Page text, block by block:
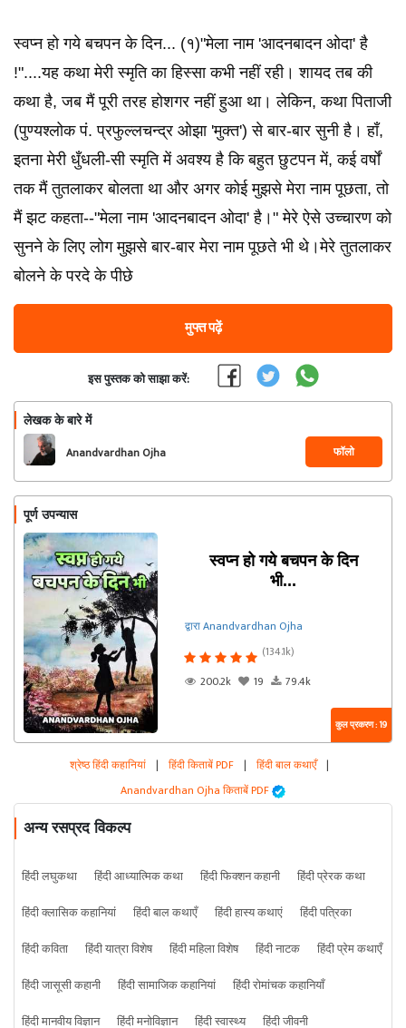
स्वप्न हो गये बचपन के दिन... (१)"मेला नाम 'आदनबादन ओदा' है
!"....यह कथा मेरी स्मृति का हिस्सा कभी नहीं रही। शायद तब की
कथा है, जब मैं पूरी तरह होशगर नहीं हुआ था। लेकिन, कथा पिताजी
(पुण्यश्लोक पं. प्रफुल्लचन्द्र ओझा 'मुक्त') से बार-बार सुनी है। हाँ,
इतना मेरी धुँधली-सी स्मृति में अवश्य है कि बहुत छुटपन में, कई वर्षों
तक मैं तुतलाकर बोलता था और अगर कोई मुझसे मेरा नाम पूछता, तो
मैं झट कहता--"मेला नाम 'आदनबादन ओदा' है।" मेरे ऐसे उच्चारण को
सुनने के लिए लोग मुझसे बार-बार मेरा नाम पूछते भी थे।मेरे तुतलाकर
बोलने के परदे के पीछे
मुफ्त पढ़ें
इस पुस्तक को साझा करें:
लेखक के बारे में
Anandvardhan Ojha फॉलो
पूर्ण उपन्यास
स्वप्न हो गये बचपन के दिन
भी...
द्वारा Anandvardhan Ojha
(134.1k)
200.2k
19 79.4k
कुल प्रकरण : 19
श्रेष्ठ हिंदी कहानियां | हिंदी किताबें PDF | हिंदी बाल कथाएँ |
Anandvardhan Ojha किताबें PDF
अन्य रसप्रद विकल्प
हिंदी लघुकथा हिंदी आध्यात्मिक कथा हिंदी फिक्शन कहानी
हिंदी प्रेरक कथा
हिंदी क्लासिक कहानियां
हिंदी बाल कथाएँ हिंदी हास्य कथाएं
हिंदी पत्रिका
हिंदी कविता
हिंदी यात्रा विशेष हिंदी महिला विशेष हिंदी नाटक
हिंदी प्रेम कथाएँ
हिंदी जासूसी कहानी
हिंदी सामाजिक कहानियां
हिंदी रोमांचक कहानियाँ
हिंदी मानवीय विज्ञान
हिंदी मनोविज्ञान हिंदी स्वास्थ्य हिंदी जीवनी